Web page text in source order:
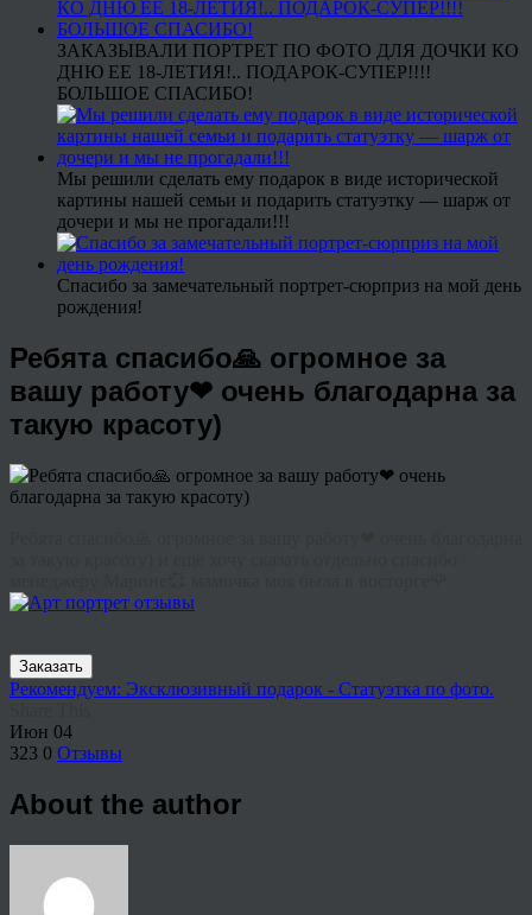
ЗАКАЗЫВАЛИ ПОРТРЕТ ПО ФОТО ДЛЯ ДОЧКИ КО
ДНЮ ЕЕ 18-ЛЕТИЯ!.. ПОДАРОК-СУПЕР!!!!
БОЛЬШОЕ СПАСИБО!
Мы решили сделать ему подарок в виде исторической
картины нашей семьи и подарить статуэтку — шарж от
дочери и мы не прогадали!!!
Спасибо за замечательный портрет-сюрприз на мой день
рождения!
Ребята спасибо🙏 огромное за
вашу работу❤ очень благодарна за
такую красоту)
Заказать
Рекомендуем: Эксклюзивный подарок - Статуэтка по фото.
Июн 04
323 0 Отзывы
About the author